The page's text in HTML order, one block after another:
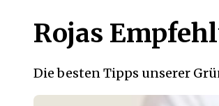
Rojas
Die besten Tipps unserer